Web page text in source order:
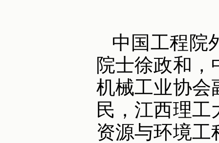
中国工程院
院士徐政和
机械工业协会
民，江西理
资源与环境工